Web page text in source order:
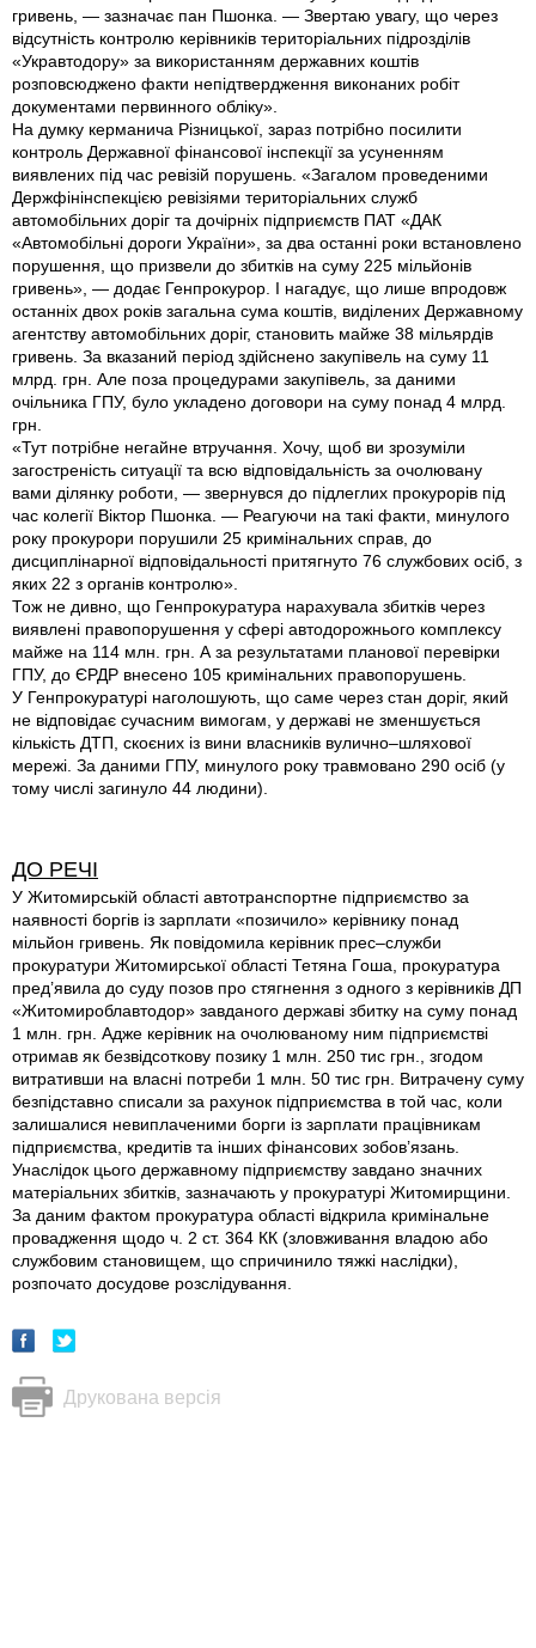
гривень, — зазначає пан Пшонка. — Звертаю увагу, що через
відсутність контролю керівників територіальних підрозділів
«Укравтодору» за використанням державних коштів
розповсюджено факти непідтвердження виконаних робіт
документами первинного обліку».
На думку керманича Різницької, зараз потрібно посилити
контроль Державної фінансової інспекції за усуненням
виявлених під час ревізій порушень. «Загалом проведеними
Держфінінспекцією ревізіями територіальних служб
автомобільних доріг та дочірніх підприємств ПАТ «ДАК
«Автомобільні дороги України», за два останні роки встановлено
порушення, що призвели до збитків на суму 225 мільйонів
гривень», — додає Генпрокурор. І нагадує, що лише впродовж
останніх двох років загальна сума коштів, виділених Державному
агентству автомобільних доріг, становить майже 38 мільярдів
гривень. За вказаний період здійснено закупівель на суму 11
млрд. грн. Але поза процедурами закупівель, за даними
очільника ГПУ, було укладено договори на суму понад 4 млрд.
грн.
«Тут потрібне негайне втручання. Хочу, щоб ви зрозуміли
загостреність ситуації та всю відповідальність за очолювану
вами ділянку роботи, — звернувся до підлеглих прокурорів під
час колегії Віктор Пшонка. — Реагуючи на такі факти, минулого
року прокурори порушили 25 кримінальних справ, до
дисциплінарної відповідальності притягнуто 76 службових осіб, з
яких 22 з органів контролю».
Тож не дивно, що Генпрокуратура нарахувала збитків через
виявлені правопорушення у сфері автодорожнього комплексу
майже на 114 млн. грн. А за результатами планової перевірки
ГПУ, до ЄРДР внесено 105 кримінальних правопорушень.
У Генпрокуратурі наголошують, що саме через стан доріг, який
не відповідає сучасним вимогам, у державі не зменшується
кількість ДТП, скоєних iз вини власників вулично–шляхової
мережі. За даними ГПУ, минулого року травмовано 290 осіб (у
тому числі загинуло 44 людини).
ДО РЕЧІ
У Житомирській області автотранспортне підприємство за
наявності боргів iз зарплати «позичило» керівнику понад
мільйон гривень. Як повідомила керівник прес–служби
прокуратури Житомирської області Тетяна Гоша, прокуратура
пред’явила до суду позов про стягнення з одного з керівників ДП
«Житомироблавтодор» завданого державі збитку на суму понад
1 млн. грн. Адже керівник на очолюваному ним підприємстві
отримав як безвідсоткову позику 1 млн. 250 тис грн., згодом
витративши на власні потреби 1 млн. 50 тис грн. Витрачену суму
безпідставно списали за рахунок підприємства в той час, коли
залишалися невиплаченими борги iз зарплати працівникам
підприємства, кредитiв та інших фінансових зобов’язань.
Унаслідок цього державному підприємству завдано значних
матеріальних збитків, зазначають у прокуратурі Житомирщини.
За даним фактом прокуратура області відкрила кримінальне
провадження щодо ч. 2 ст. 364 КК (зловживання владою або
службовим становищем, що спричинило тяжкі наслідки),
розпочато досудове розслідування.
Друкована версія